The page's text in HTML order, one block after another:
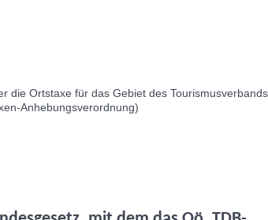
die Ortstaxe für das Gebiet des Tourismusverbands
Anhebungsverordnung)